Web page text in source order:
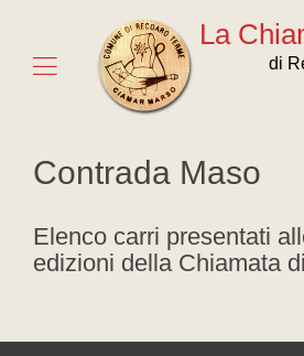
La
di
Contrada Maso
Elenco carri presentati
edizioni della Chiamata